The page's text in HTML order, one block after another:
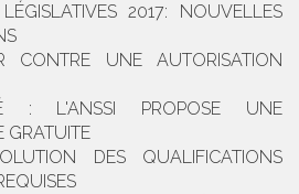
2017: NOUVELLES
CONTRE UNE AUTORISATION
: L'ANSSI PROPOSE UNE
GRATUITE
DES QUALIFICATIONS